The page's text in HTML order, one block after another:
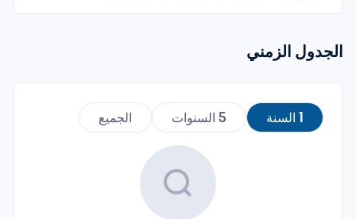
الجدول الزمني
1 السنة 5 السنوات الجميع